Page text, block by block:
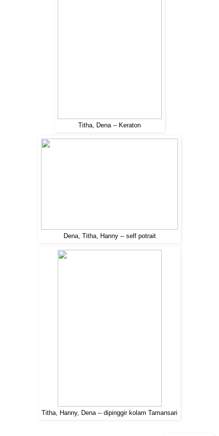
Titha, Dena -- Keraton
Dena, Titha, Hanny -- self potrait
Titha, Hanny, Dena -- dipinggir kolam Tamansari